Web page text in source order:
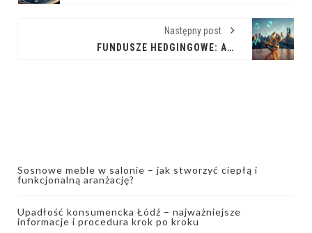
Następny post
FUNDUSZE HEDGINGOWE: ALTERNATYWA DLA WYMAGAJĄCYCH INWESTORÓW
Sosnowe meble w salonie – jak stworzyć ciepłą i
funkcjonalną aranżację?
Upadłość konsumencka Łódź – najważniejsze
informacje i procedura krok po kroku